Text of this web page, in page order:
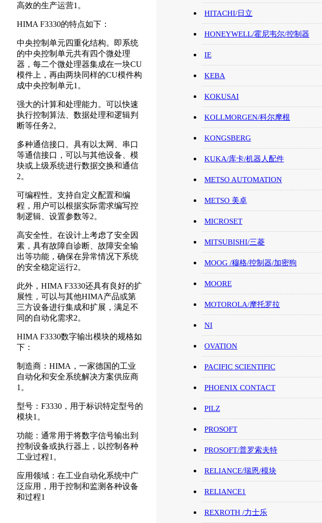
高效的生产运营1。
HIMA F3330的特点如下：
中央控制单元四重化结构。即系统
的中央控制单元共有四个微处理
器，每二个微处理器集成在一块CU
模件上，再由两块同样的CU模件构
成中央控制单元1。
强大的计算和处理能力。可以快速
执行控制算法、数据处理和逻辑判
断等任务2。
多种通信接口。具有以太网、串口
等通信接口，可以与其他设备、模
块或上级系统进行数据交换和通信
2。
可编程性。支持自定义配置和编
程，用户可以根据实际需求编写控
制逻辑、设置参数等2。
高安全性。在设计上考虑了安全因
素，具有故障自诊断、故障安全输
出等功能，确保在异常情况下系统
的安全稳定运行2。
此外，HIMA F3330还具有良好的扩
展性，可以与其他HIMA产品或第
三方设备进行集成和扩展，满足不
同的自动化需求2。
HIMA F3330数字输出模块的规格如
下：
制造商：HIMA，一家德国的工业
自动化和安全系统解决方案供应商
1。
型号：F3330，用于标识特定型号的
模块1。
功能：通常用于将数字信号输出到
控制设备或执行器上，以控制各种
工业过程1。
应用领域：在工业自动化系统中广
泛应用，用于控制和监测各种设备
和过程1
HITACHI/日立
HONEYWELL/霍尼韦尔/控制器
IE
KEBA
KOKUSAI
KOLLMORGEN/科尔摩根
KONGSBERG
KUKA/库卡/机器人配件
METSO AUTOMATION
METSO 美卓
MICROSET
MITSUBISHI/三菱
MOOG /穆格/控制器/加密狗
MOORE
MOTOROLA/摩托罗拉
NI
OVATION
PACIFIC SCIENTIFIC
PHOENIX CONTACT
PILZ
PROSOFT
PROSOFT/普罗索夫特
RELIANCE/瑞恩/模块
RELIANCE1
REXROTH /力士乐